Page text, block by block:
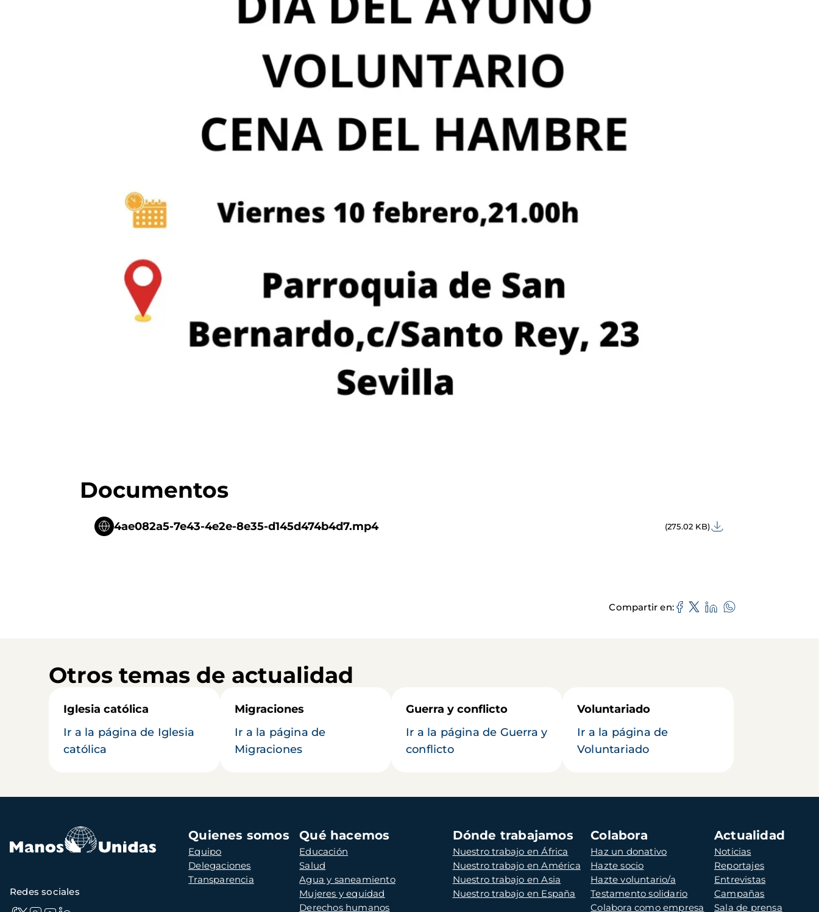
Documentos
4ae082a5-7e43-4e2e-8e35-d145d474b4d7.mp4 (275.02 KB)
Compartir en
Otros temas de actualidad
Iglesia católica
Ir a la página de Iglesia
católica
Migraciones
Ir a la página de
Migraciones
Guerra y conflicto
Ir a la página de Guerra y
conflicto
Voluntariado
Ir a la página de
Voluntariado
Navegación
principal
Quienes somos
Equipo
Delegaciones
Transparencia
Qué hacemos
Educación
Salud
Agua y saneamiento
Mujeres y equidad
Derechos humanos
Dónde trabajamos
Nuestro trabajo en África
Nuestro trabajo en América
Nuestro trabajo en Asia
Nuestro trabajo en España
Colabora
Haz un donativo
Hazte socio
Hazte voluntario/a
Testamento solidario
Colabora como empresa
Actualidad
Noticias
Reportajes
Entrevistas
Campañas
Sala de prensa
Redes sociales